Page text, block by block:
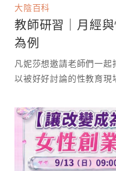
大陰百科
教師研習｜月經
為例
凡妮莎想邀請老師們一